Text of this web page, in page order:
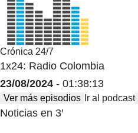
Crónica 24/7
1x24: Radio Colombia
23/08/2024 - 01:38:13
Ver más episodios Ir al podcast
Noticias en 3′